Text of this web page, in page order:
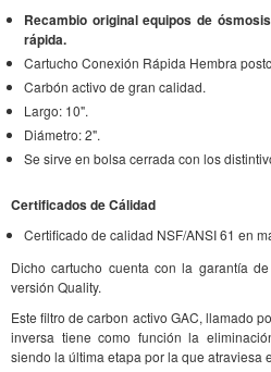
Recambio original equipos de
rápida.
Cartucho Conexión Rápida Hembra
Carbón activo de gran calidad.
Largo: 10".
Diámetro: 2".
Se sirve en bolsa cerrada con los
Certificados de Cálidad
Certificado de calidad NSF/ANSI 61 en
Dicho cartucho cuenta con la garantía
versión Quality.
Este filtro de carbon activo GAC, llamado
inversa tiene como función la
siendo la última etapa por la que atraviesa